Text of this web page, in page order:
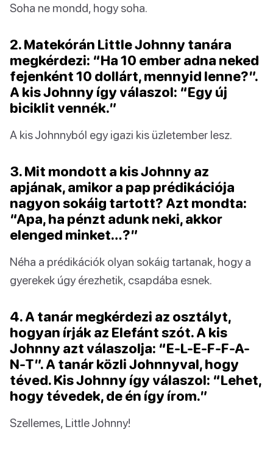
Soha ne mondd, hogy soha.
2. Matekórán Little Johnny tanára
megkérdezi: “Ha 10 ember adna neked
fejenként 10 dollárt, mennyid lenne?”.
A kis Johnny így válaszol: “Egy új
biciklit vennék.”
A kis Johnnyból egy igazi kis üzletember lesz.
3. Mit mondott a kis Johnny az
apjának, amikor a pap prédikációja
nagyon sokáig tartott? Azt mondta:
“Apa, ha pénzt adunk neki, akkor
elenged minket…?”
Néha a prédikációk olyan sokáig tartanak, hogy a
gyerekek úgy érezhetik, csapdába esnek.
4. A tanár megkérdezi az osztályt,
hogyan írják az Elefánt szót. A kis
Johnny azt válaszolja: “E-L-E-F-F-A-
N-T”. A tanár közli Johnnyval, hogy
téved. Kis Johnny így válaszol: “Lehet,
hogy tévedek, de én így írom.”
Szellemes, Little Johnny!